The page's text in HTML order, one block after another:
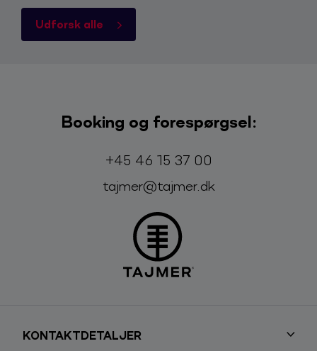
Udforsk alle
Booking og forespørgsel:
Telefon:
+45 46 15 37 00
E-mail:
tajmer@tajmer.dk
KONTAKTDETALJER